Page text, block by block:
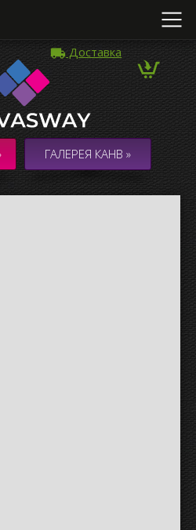
Доставка
ГАЛЕРЕЯ КАНВ »
Фото
из нескольких Фото